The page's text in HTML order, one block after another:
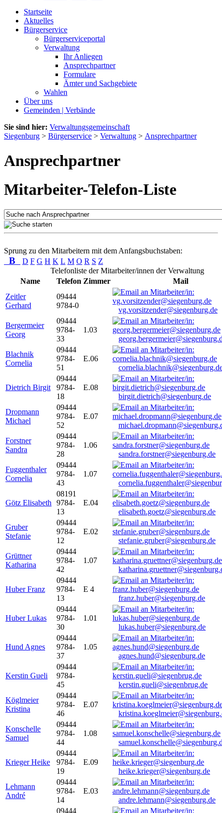
Startseite
Aktuelles
Bürgerservice
Bürgerserviceportal
Verwaltung
Ihr Anliegen
Ansprechpartner
Formulare
Ämter und Sachgebiete
Wahlen
Über uns
Gemeinden | Verbände
Sie sind hier: Verwaltungsgemeinschaft
Siegenburg > Bürgerservice > Verwaltung > Ansprechpartner
Ansprechpartner
Mitarbeiter-Telefon-Liste
Sprung zu den Mitarbeitern mit dem Anfangsbuchstaben:
B D F G H K L M O R S Z
Telefonliste der Mitarbeiter/innen der Verwaltung
Name
Telefon Zimmer
Mail
Zeitler
Gerhard
09444
9784-0
vg.vorsitzender@siegenburg.de
Bergermeier
Georg
09444
9784-
33
1.03
Blachnik
Cornelia
09444
9784-
51
E.06
Dietrich Birgit
09444
9784-
18
E.08
birgit.dietrich@siegenburg.de
Dropmann
Michael
09444
9784-
52
E.07
Forstner
Sandra
09444
9784-
28
1.06
sandra.forstner@siegenburg.de
Fuggenthaler
Cornelia
09444
9784-
43
1.07
Götz Elisabeth
08191
9784-
13
E.04
elisabeth.goetz@siegenburg.de
Gruber
Stefanie
09444
9784-
12
E.02
stefanie.gruber@siegenburg.de
Grüttner
Katharina
09444
9784-
42
1.07
Huber Franz
09444
9784-
13
E 4
franz.huber@siegenburg.de
Huber Lukas
09444
9784-
30
1.01
lukas.huber@siegenburg.de
Hund Agnes
09444
9784-
37
1.05
agnes.hund@siegenburg.de
Kerstin Gueli
09444
9784-
45
kerstin.gueli@siegenbrug.de
Köglmeier
Kristina
09444
9784-
46
E.07
Konschelle
Samuel
09444
9784-
44
1.08
Krieger Heike
09444
9784-
19
E.09
heike.krieger@siegenburg.de
Lehmann
André
09444
9784-
14
E.03
andre.lehmann@siegenburg.de
09444